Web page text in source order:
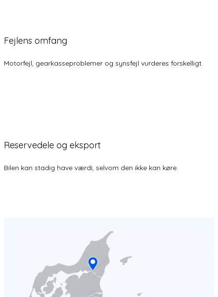
Fejlens omfang
Motorfejl, gearkasseproblemer og synsfejl vurderes forskelligt.
Reservedele og eksport
Bilen kan stadig have værdi, selvom den ikke kan køre.